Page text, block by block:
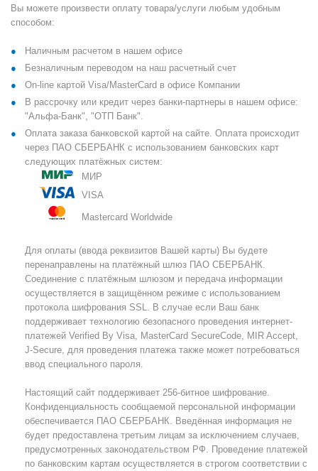
Вы можете произвести оплату товара/услуги любым удобным
способом:
Наличным расчетом в нашем офисе
Безналичным переводом на наш расчетный счет
On-line картой Visa/MasterCard в офисе Компании
В рассрочку или кредит через банки-партнеры в нашем офисе:
"Альфа-Банк", "ОТП Банк".
Оплата заказа банковской картой на сайте. Оплата происходит
через ПАО СБЕРБАНК с использованием банковских карт
следующих платёжных систем:
МИР
VISA
Mastercard Worldwide
Для оплаты (ввода реквизитов Вашей карты) Вы будете
перенаправлены на платёжный шлюз ПАО СБЕРБАНК.
Соединение с платёжным шлюзом и передача информации
осуществляется в защищённом режиме с использованием
протокола шифрования SSL. В случае если Ваш банк
поддерживает технологию безопасного проведения интернет-
платежей Verified By Visa, MasterCard SecureCode, MIR Accept,
J-Secure, для проведения платежа также может потребоваться
ввод специального пароля.
Настоящий сайт поддерживает 256-битное шифрование.
Конфиденциальность сообщаемой персональной информации
обеспечивается ПАО СБЕРБАНК. Введённая информация не
будет предоставлена третьим лицам за исключением случаев,
предусмотренных законодательством РФ. Проведение платежей
по банковским картам осуществляется в строгом соответствии с